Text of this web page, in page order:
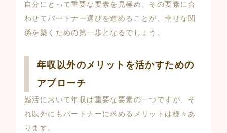
自分にとって重要な要素を見極め、その要素に合
わせてパートナー選びを進めることが、幸せな関
係を築くための第一歩となるでしょう。
年収以外のメリットを活かすための
アプローチ
婚活において年収は重要な要素の一つですが、そ
れ以外にもパートナーに求めるメリットは様々あ
ります。